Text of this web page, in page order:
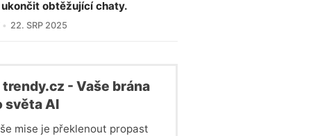
ukončit obtěžující chaty.
22. SRP 2025
trendy.cz - Vaše brána
světa Al
mise je překlenout propast